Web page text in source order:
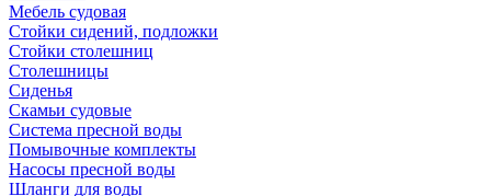
Мебель судовая
Стойки сидений, подложки
Стойки столешниц
Столешницы
Сиденья
Скамьи судовые
Система пресной воды
Помывочные комплекты
Насосы пресной воды
Шланги для воды